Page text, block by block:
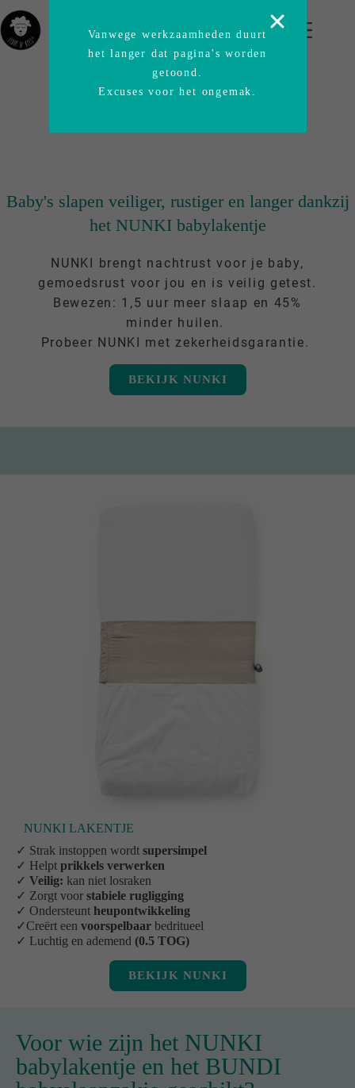
Baby's slapen veiliger, rustiger en langer dankzij
het NUNKI babylakentje
NUNKI brengt nachtrust voor je baby,
gemoedsrust voor jou en is veilig getest.
Bewezen: 1,5 uur meer slaap en 45%
minder huilen.
Probeer NUNKI met zekerheidsgarantie.
BEKIJK NUNKI
NUNKI LAKENTJE
✓ Strak instoppen wordt supersimpel
✓ Helpt prikkels verwerken
✓ Veilig: kan niet losraken
✓ Zorgt voor stabiele rugligging
✓ Ondersteunt heupontwikkeling
✓Creërt een voorspelbaar bedritueel
✓ Luchtig en ademend (0.5 TOG)
BEKIJK NUNKI
Voor wie zijn het NUNKI
babylakentje en het BUNDI
Vanwege werkzaamheden duurt
het langer dat pagina's worden
getoond.
Excuses voor het ongemak.